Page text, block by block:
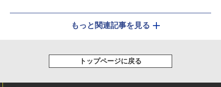
もっと関連記事を見る
トップページに戻る